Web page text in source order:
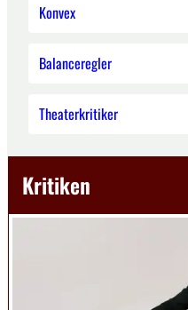
Konvex
Balanceregler
Theaterkritiker
Kritiken